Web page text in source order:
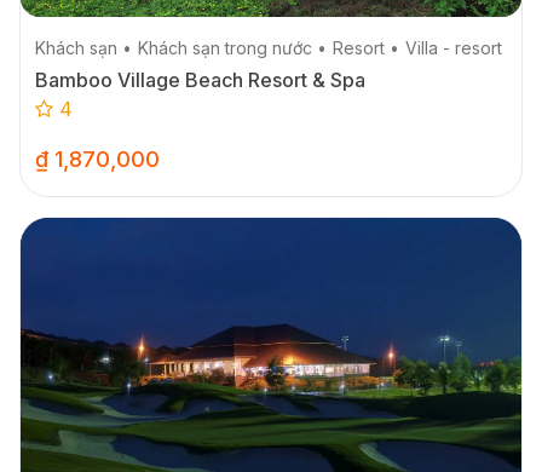
Khách sạn Khách sạn trong nước Resort Villa - resort
Bamboo Village Beach Resort & Spa
4
₫ 1,870,000